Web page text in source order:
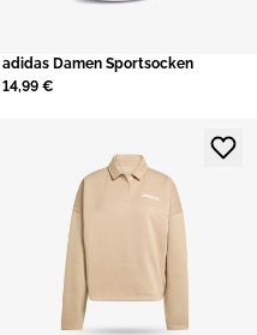
adidas Damen Sportsocken
14,99 €